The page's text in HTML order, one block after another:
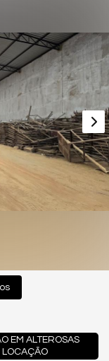
EM ALTEROSAS
LOCAÇÃO